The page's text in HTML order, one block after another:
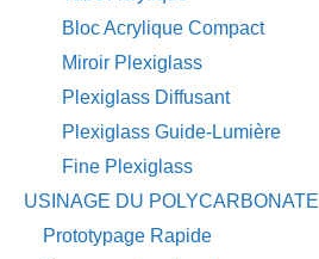
Bloc Acrylique Compact
Miroir Plexiglass
Plexiglass Diffusant
Plexiglass Guide-Lumière
Fine Plexiglass
USINAGE DU POLYCARBONATE
Prototypage Rapide